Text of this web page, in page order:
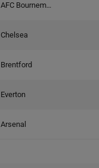
AFC Bournemouth
Chelsea
Brentford
Everton
Arsenal